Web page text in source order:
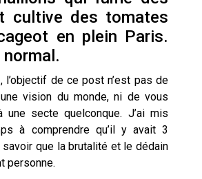
vaste blague du macronisme
spatial
remplacement n’est pas le
du problème
cultive des tomates
en plein Paris.
normal.
l’objectif de ce post n’est pas de
vision du monde, ni de vous
une secte quelconque. J’ai mis
à comprendre qu’il y avait 3
que la brutalité et le dédain
personne.